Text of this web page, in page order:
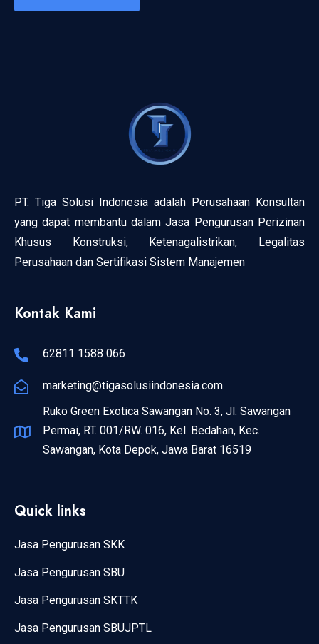
PT. Tiga Solusi Indonesia adalah Perusahaan Konsultan
yang dapat membantu dalam Jasa Pengurusan Perizinan
Khusus Konstruksi, Ketenagalistrikan, Legalitas
Perusahaan dan Sertifikasi Sistem Manajemen
Kontak Kami
62811 1588 066
marketing@tigasolusiindonesia.com
Ruko Green Exotica Sawangan No. 3, Jl. Sawangan
Permai, RT. 001/RW. 016, Kel. Bedahan, Kec.
Sawangan, Kota Depok, Jawa Barat 16519
Quick links
Jasa Pengurusan SKK
Jasa Pengurusan SBU
Jasa Pengurusan SKTTK
Jasa Pengurusan SBUJPTL